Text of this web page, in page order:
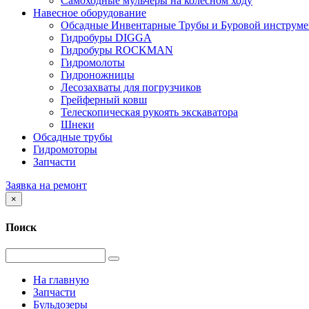
Навесное оборудование
Обсадные Инвентарные Трубы и Буровой
Гидробуры DIGGA
Гидробуры ROCKMAN
Гидромолоты
Гидроножницы
Лесозахваты для погрузчиков
Грейферный ковш
Телескопическая рукоять экскаватора
Шнеки
Обсадные трубы
Гидромоторы
Запчасти
Заявка на ремонт
×
Поиск
На главную
Запчасти
Бульдозеры